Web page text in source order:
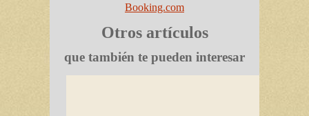
Booking.com
Otros artículos
que también te pueden interesar